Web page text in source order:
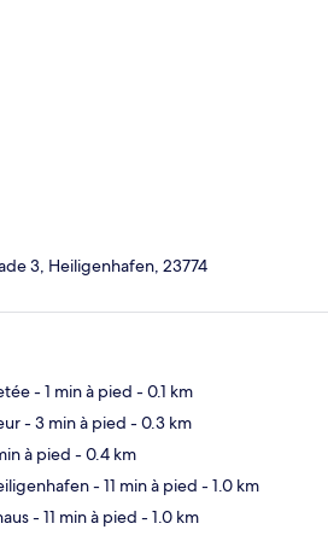
3, Heiligenhafen, 23774
- 1 min à pied - 0.1 km
- 3 min à pied - 0.3 km
à pied - 0.4 km
- 11 min à pied - 1.0 km
- 11 min à pied - 1.0 km